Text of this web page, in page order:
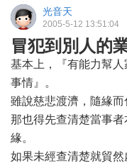
光音天
2005-5-12 13:51:04
冒犯到別人的
基本上，『有能力幫
事情』。
雖說慈悲渡濟，隨緣而
那也得先查清楚當事
緣。
如果未經查清楚就貿然